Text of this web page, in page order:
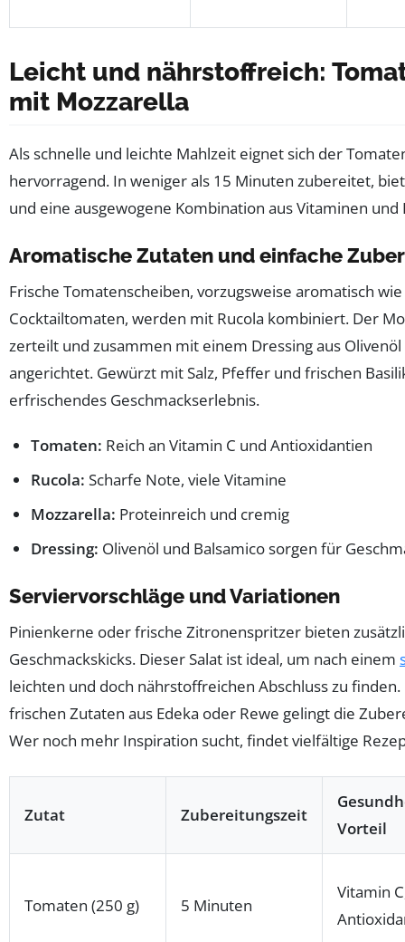
Leicht und nährstoffreich:
mit Mozzarella
Als schnelle und leichte Mahlzeit eignet sich der
hervorragend. In weniger als 15 Minuten zubereitet,
und eine ausgewogene Kombination aus Vitaminen und
Aromatische Zutaten und einfache
Frische Tomatenscheiben, vorzugsweise aromatisch
Cocktailtomaten, werden mit Rucola kombiniert. Der
zerteilt und zusammen mit einem Dressing aus Olivenöl
angerichtet. Gewürzt mit Salz, Pfeffer und frischen
erfrischendes Geschmackserlebnis.
Tomaten: Reich an Vitamin C und Antioxidantien
Rucola: Scharfe Note, viele Vitamine
Mozzarella: Proteinreich und cremig
Dressing: Olivenöl und Balsamico sorgen für
Serviervorschläge und Variationen
Pinienkerne oder frische Zitronenspritzer bieten
Geschmackskicks. Dieser Salat ist ideal, um nach einem
leichten und doch nährstoffreichen Abschluss zu
frischen Zutaten aus Edeka oder Rewe gelingt die
Wer noch mehr Inspiration sucht, findet vielfältige
Zutat Zubereitungszeit
Vorteil
Tomaten (250 g) 5 Minuten
Vitamin